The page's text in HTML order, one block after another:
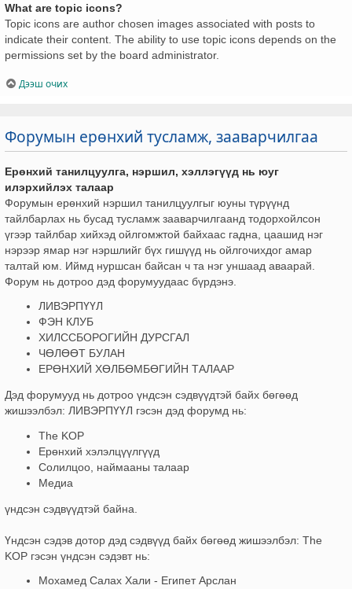
What are topic icons?
Topic icons are author chosen images associated with posts to
indicate their content. The ability to use topic icons depends on the
permissions set by the board administrator.
Дээш очих
Форумын ерөнхий тусламж, зааварчилгаа
Ерөнхий танилцуулга, нэршил, хэллэгүүд нь юуг
илэрхийлэх талаар
Форумын ерөнхий нэршил танилцуулгыг юуны түрүүнд
тайлбарлах нь бусад тусламж зааварчилгаанд тодорхойлсон
үгээр тайлбар хийхэд ойлгомжтой байхаас гадна, цаашид нэг
нэрээр ямар нэг нэршлийг бүх гишүүд нь ойлгочихдог амар
талтай юм. Иймд нуршсан байсан ч та нэг уншаад аваарай.
Форум нь дотроо дэд форумуудаас бүрдэнэ.
ЛИВЭРПҮҮЛ
ФЭН КЛУБ
ХИЛССБОРОГИЙН ДУРСГАЛ
ЧӨЛӨӨТ БУЛАН
ЕРӨНХИЙ ХӨЛБӨМБӨГИЙН ТАЛААР
Дэд форумууд нь дотроо үндсэн сэдвүүдтэй байх бөгөөд
жишээлбэл: ЛИВЭРПҮҮЛ гэсэн дэд форумд нь:
The KOP
Ерөнхий хэлэлцүүлгүүд
Солилцоо, наймааны талаар
Медиа
үндсэн сэдвүүдтэй байна.
Үндсэн сэдэв дотор дэд сэдвүүд байх бөгөөд жишээлбэл: The
KOP гэсэн үндсэн сэдэвт нь:
Мохамед Салах Хали - Египет Арслан